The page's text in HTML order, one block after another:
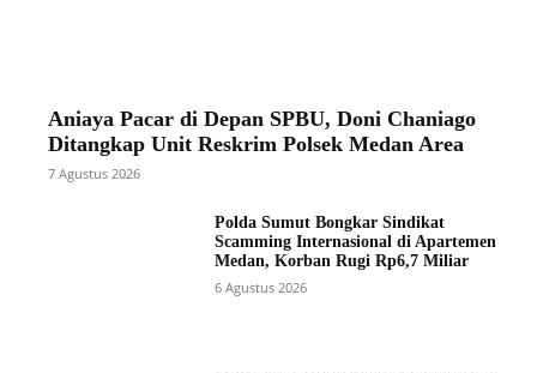
Aniaya Pacar di Depan SPBU, Doni Chaniago
Ditangkap Unit Reskrim Polsek Medan Area
7 Agustus 2026
Polda Sumut Bongkar Sindikat
Scamming Internasional di Apartemen
Medan, Korban Rugi Rp6,7 Miliar
6 Agustus 2026